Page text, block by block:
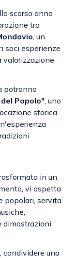
scorso anno
tra
, un
soci esperienze
valorizzazione
potranno
del Popolo", uno
storica
in un
vi aspetta
popolari, servita
dimostrazioni
condividere una